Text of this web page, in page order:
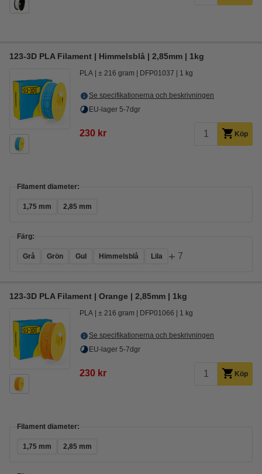
123-3D PLA Filament | Himmelsblå | 2,85mm | 1kg
PLA ± 216 gram DFP01037 1 kg
Se specifikationerna och beskrivningen
EU-lager 5-7dgr
230 kr Köp
Filament diameter:
1,75 mm 2,85 mm
Färg:
Grå Grön Gul Himmelsblå Lila + 7
123-3D PLA Filament | Orange | 2,85mm | 1kg
PLA ± 216 gram DFP01066 1 kg
Se specifikationerna och beskrivningen
EU-lager 5-7dgr
230 kr Köp
Filament diameter:
1,75 mm 2,85 mm